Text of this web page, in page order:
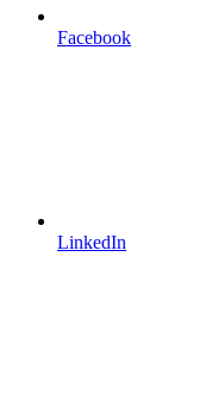
Facebook
LinkedIn